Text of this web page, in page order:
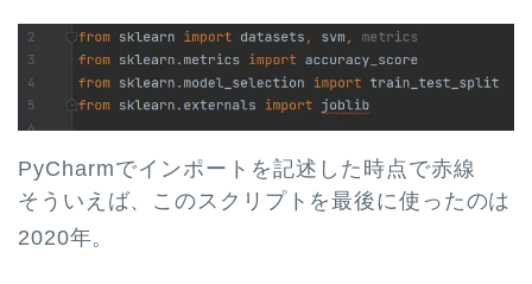
PyCharmでインポートを記述した時点で赤線
そういえば、このスクリプトを最後に使ったのは
2020年。